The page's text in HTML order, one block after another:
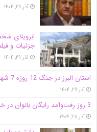
آذر ۲۹, ۱۴۰۴
اَبَر‌ویلای
جزئیات و
آذر ۲۹, ۱۴۰۴
استان البرز در جنگ 12 روزه 7 شهید دانشجو تقدیم انقلاب کرد
آذر ۲۹, ۱۴۰۴
3 روز رفت‌وآمد رایگان بانوان در خطوط اتوبوسرانی شهری کرج
آذر ۲۸, ۱۴۰۴